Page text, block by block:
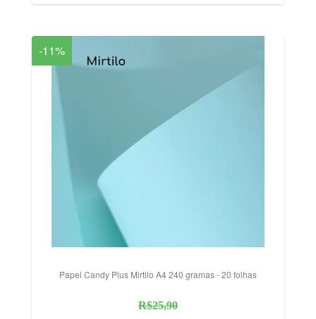
-11%
Papel Candy Plus Mirtilo A4 240 gramas - 20 folhas
R$25,90